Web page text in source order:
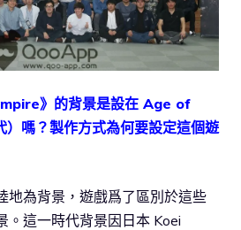
》的背景是設在 Age of
嗎？製作方式為何要設定這個遊
地為背景，遊戲爲了區別於這些
。這一時代背景因日本 Koei